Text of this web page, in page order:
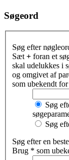
Søgeord
Søg efter
Sæt + foran et
skal udelukkes i
og omgivet af
som ubekendt
Søg
Søg
Søg efter en
Brug * som